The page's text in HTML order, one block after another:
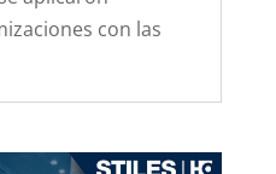
con las